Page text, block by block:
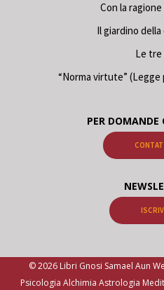
Con la
Il giardino
Le tre
“Norma virtute”
PER
© 2026 Libri Gnosi Samael Aun
Psicologia Alchimia Astrologia